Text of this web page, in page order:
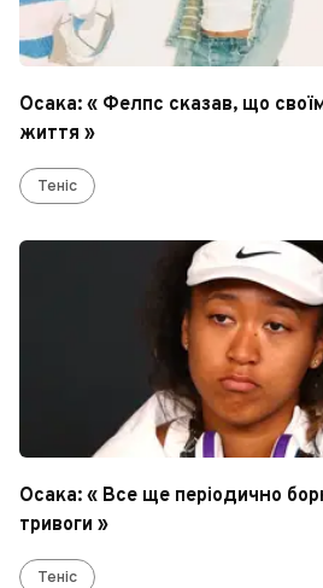
Осака: « Фелпс сказав, що
життя »
Теніс
Осака: « Все ще періодично
тривоги »
Теніс